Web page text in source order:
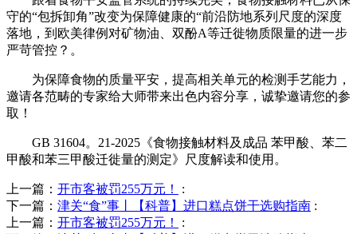
守的“包拆卸角”改变为保障健康的“前沿防地系列尺度的深度
落地，到欧美律例对矿物油、双酚A等迁徙物质限量的进一步
严苛管控？。
为保障食物的质量平安，提高相关单元的检测手艺能力，
邀请各范畴的专家给大师带来出色内容分享，诚挚邀请您的参
取！
GB 31604。21-2025《食物接触材料及成品 苯甲酸、苯二
甲酸和苯三甲酸迁徙量的测定》尺度解读和使用。
上一篇： 开市客被罚255万元！
:
下一篇： 津关“食”事丨【科普】进口糕点饼干选购指南 :
上一篇： 开市客被罚255万元！
: